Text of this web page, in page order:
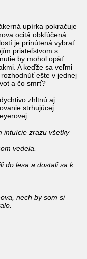
upírka pokračuje
ocitá obkľúčená
je prinútená vybrať
priateľstvom s
by mohol opäť
A keďže sa veľmi
ešte v jednej
a čo smrť?
zhltnú aj
strhujúcej
intuície zrazu všetky
vedela.
do lesa a dostali sa k
nech by som si